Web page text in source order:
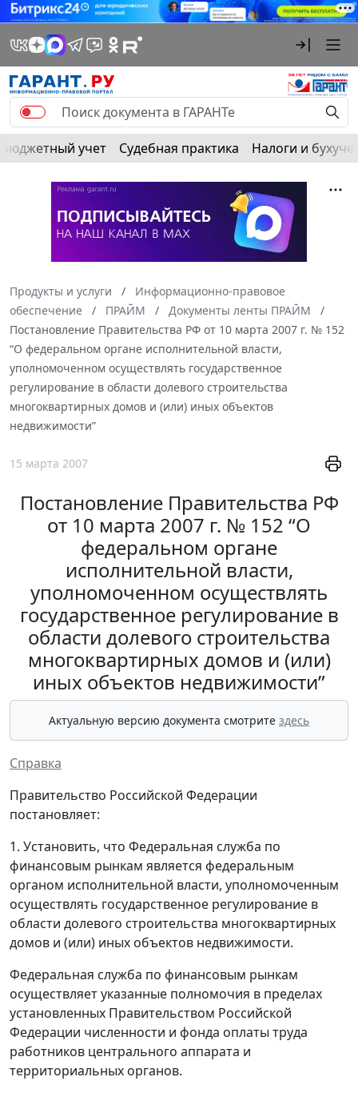
Бюджетный учет Судебная практика Налоги и
Продукты и услуги
Информационно-правовое
обеспечение
ПРАЙМ
Документы ленты ПРАЙМ
Постановление Правительства РФ от 10 марта 2007 г. № 152
“О федеральном органе исполнительной власти,
уполномоченном осуществлять государственное
регулирование в области долевого строительства
многоквартирных домов и (или) иных объектов
недвижимости”
15 марта 2007
Постановление Правительства РФ
от 10 марта 2007 г. № 152 “О
федеральном органе
исполнительной власти,
уполномоченном осуществлять
государственное регулирование в
области долевого строительства
многоквартирных домов и (или)
иных объектов недвижимости”
Актуальную версию документа смотрите здесь
Справка
Правительство Российской Федерации
постановляет:
1. Установить, что Федеральная служба по
финансовым рынкам является федеральным
органом исполнительной власти, уполномоченным
осуществлять государственное регулирование в
области долевого строительства многоквартирных
домов и (или) иных объектов недвижимости.
Федеральная служба по финансовым рынкам
осуществляет указанные полномочия в пределах
установленных Правительством Российской
Федерации численности и фонда оплаты труда
работников центрального аппарата и
территориальных органов.